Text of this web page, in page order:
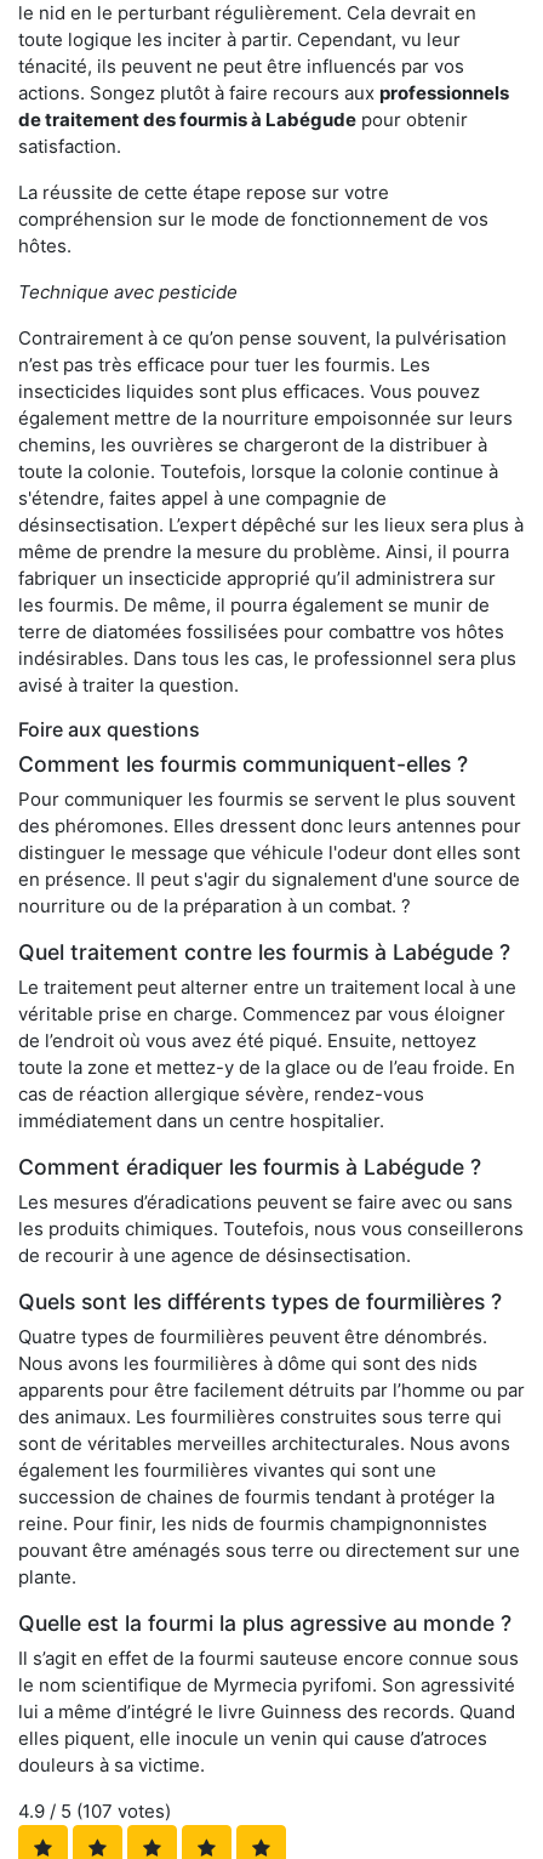
le nid en le perturbant régulièrement. Cela devrait en
toute logique les inciter à partir. Cependant, vu leur
ténacité, ils peuvent ne peut être influencés par vos
actions. Songez plutôt à faire recours aux professionnels
de traitement des fourmis à Labégude pour obtenir
satisfaction.
La réussite de cette étape repose sur votre
compréhension sur le mode de fonctionnement de vos
hôtes.
Technique avec pesticide
Contrairement à ce qu’on pense souvent, la pulvérisation
n’est pas très efficace pour tuer les fourmis. Les
insecticides liquides sont plus efficaces. Vous pouvez
également mettre de la nourriture empoisonnée sur leurs
chemins, les ouvrières se chargeront de la distribuer à
toute la colonie. Toutefois, lorsque la colonie continue à
s'étendre, faites appel à une compagnie de
désinsectisation. L’expert dépêché sur les lieux sera plus à
même de prendre la mesure du problème. Ainsi, il pourra
fabriquer un insecticide approprié qu’il administrera sur
les fourmis. De même, il pourra également se munir de
terre de diatomées fossilisées pour combattre vos hôtes
indésirables. Dans tous les cas, le professionnel sera plus
avisé à traiter la question.
Foire aux questions
Comment les fourmis communiquent-elles ?
Pour communiquer les fourmis se servent le plus souvent
des phéromones. Elles dressent donc leurs antennes pour
distinguer le message que véhicule l'odeur dont elles sont
en présence. Il peut s'agir du signalement d'une source de
nourriture ou de la préparation à un combat. ?
Quel traitement contre les fourmis à Labégude ?
Le traitement peut alterner entre un traitement local à une
véritable prise en charge. Commencez par vous éloigner
de l’endroit où vous avez été piqué. Ensuite, nettoyez
toute la zone et mettez-y de la glace ou de l’eau froide. En
cas de réaction allergique sévère, rendez-vous
immédiatement dans un centre hospitalier.
Comment éradiquer les fourmis à Labégude ?
Les mesures d’éradications peuvent se faire avec ou sans
les produits chimiques. Toutefois, nous vous conseillerons
de recourir à une agence de désinsectisation.
Quels sont les différents types de fourmilières ?
Quatre types de fourmilières peuvent être dénombrés.
Nous avons les fourmilières à dôme qui sont des nids
apparents pour être facilement détruits par l’homme ou par
des animaux. Les fourmilières construites sous terre qui
sont de véritables merveilles architecturales. Nous avons
également les fourmilières vivantes qui sont une
succession de chaines de fourmis tendant à protéger la
reine. Pour finir, les nids de fourmis champignonnistes
pouvant être aménagés sous terre ou directement sur une
plante.
Quelle est la fourmi la plus agressive au monde ?
Il s’agit en effet de la fourmi sauteuse encore connue sous
le nom scientifique de Myrmecia pyrifomi. Son agressivité
lui a même d’intégré le livre Guinness des records. Quand
elles piquent, elle inocule un venin qui cause d’atroces
douleurs à sa victime.
4.9 / 5 (107 votes)